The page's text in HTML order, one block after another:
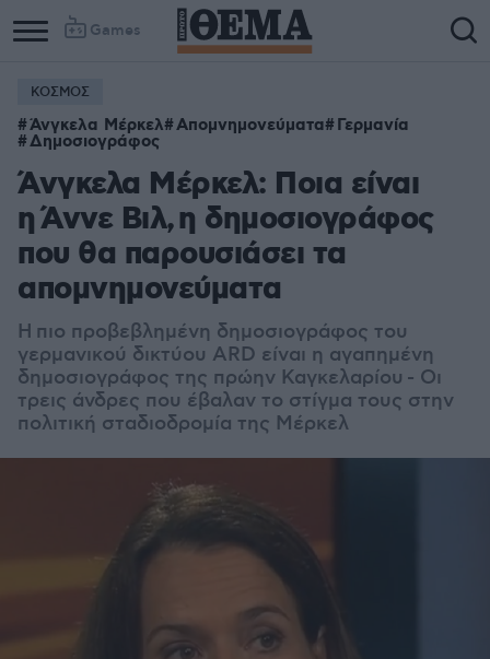
Games
Column
1
Column
2
ΚΟΣΜΟΣ
Άνγκελα Μέρκελ Απομνημονεύματα Γερμανία
Δημοσιογράφος
Άνγκελα Μέρκελ: Ποια είναι
η Άννε Βιλ, η δημοσιογράφος
που θα παρουσιάσει τα
απομνημονεύματα
Η πιο προβεβλημένη δημοσιογράφος του
γερμανικού δικτύου ARD είναι η αγαπημένη
δημοσιογράφος της πρώην Καγκελαρίου - Οι
τρεις άνδρες που έβαλαν το στίγμα τους στην
πολιτική σταδιοδρομία της Μέρκελ